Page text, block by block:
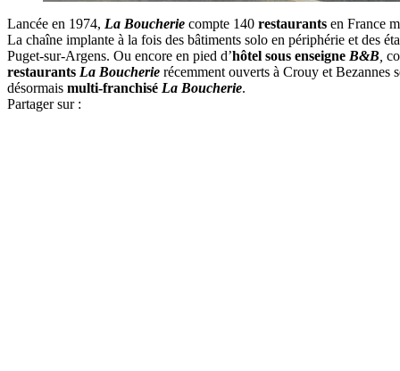
Lancée en 1974, La Boucherie compte 140 restaurants en France
La chaîne implante à la fois des bâtiments solo en périphérie et des
Puget-sur-Argens. Ou encore en pied d’hôtel sous enseigne B&B
restaurants La Boucherie récemment ouverts à Crouy et Bezannes
désormais multi-franchisé La Boucherie.
Partager sur :